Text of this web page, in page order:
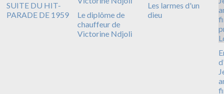
SUITE DU HIT-
PARADE DE 1959
Le diplôme de
chauffeur de
Victorine Ndjoli
Les larmes d'un
dieu